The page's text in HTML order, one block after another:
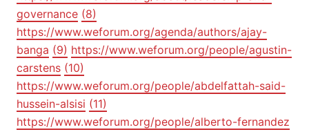
governance (8)
https://www.weforum.org/agenda/authors/ajay-
banga (9) https://www.weforum.org/people/agustin-
carstens (10)
https://www.weforum.org/people/abdelfattah-said-
hussein-alsisi (11)
https://www.weforum.org/people/alberto-fernandez